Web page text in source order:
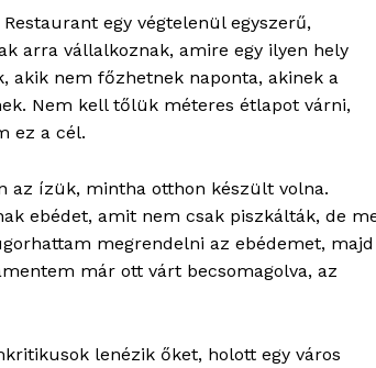
egy végtelenül egyszerű,
arra vállalkoznak, amire egy ilyen hely
akik nem főzhetnek naponta, akinek a
Nem kell tőlük méteres étlapot várni,
ez a cél.
az ízük, mintha otthon készült volna.
ebédet, amit nem csak piszkálták, de
megrendelni az ebédemet, majd
már ott várt becsomagolva, az
lenézik őket, holott egy város